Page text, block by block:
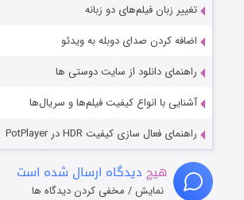
تغییر زبان فیلم‌های دو زبانه
اضافه کردن صدای دوبله به ویدئو
راهنمای دانلود از سایت دوستی ها
آشنایی با انواع کیفیت فیلم‌ها و سریال‌ها
راهنمای فعال سازی کیفیت HDR در PotPlayer
هیچ دیدگاه ارسال شده است
نمایش / مخفی کردن دیدگاه ها